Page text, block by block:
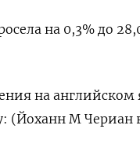
на 0,3% до
на английском
(Йоханн М Чериан